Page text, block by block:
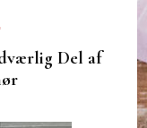
Del af